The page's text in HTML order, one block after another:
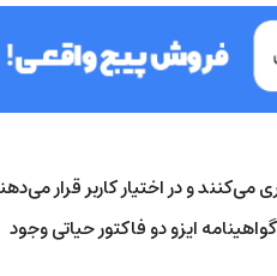
و در اختیار کاربر قرار
ایزو دو فاکتور حیاتی وجود